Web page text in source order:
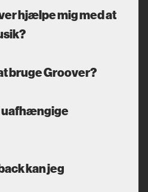
hjælpe mig med at
bruge Groover?
uafhængige
kan jeg